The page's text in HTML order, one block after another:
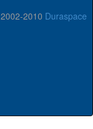
2010 Duraspace